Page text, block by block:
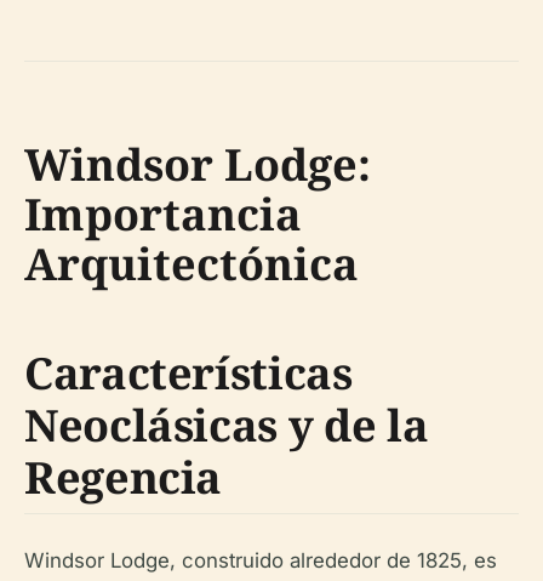
Windsor Lodge:
Importancia
Arquitectónica
Características
Neoclásicas y de la
Regencia
Windsor Lodge, construido alrededor de 1825, es